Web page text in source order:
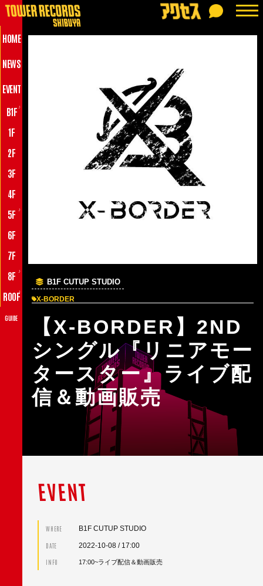
HOME
NEWS
EVENT
B1F ♪
1F
2F
3F
4F
5F
♪
6F
7F
8F
♪
ROOF♪
GUIDE
B1F CUTUP STUDIO
X-BORDER
【X-BORDER】2ND
シングル『リニアモー
タースター』ライブ配
信＆動画販売
EVENT
WHERE B1F CUTUP STUDIO
DATE 2022-10-08 / 17:00
INFO 17:00~ライブ配信＆動画販売